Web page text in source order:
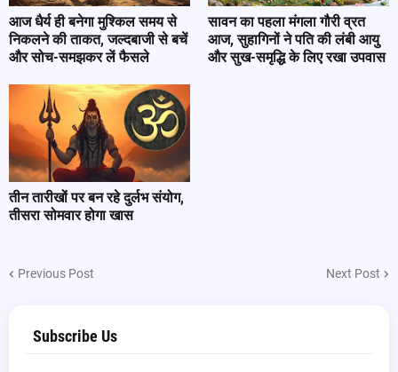
आज धैर्य ही बनेगा मुश्किल समय से
निकलने की ताकत, जल्दबाजी से बचें
और सोच-समझकर लें फैसले
सावन का पहला मंगला गौरी व्रत
आज, सुहागिनों ने पति की लंबी आयु
और सुख-समृद्धि के लिए रखा उपवास
तीन तारीखों पर बन रहे दुर्लभ संयोग,
तीसरा सोमवार होगा खास
Previous Post Next Post
Subscribe Us